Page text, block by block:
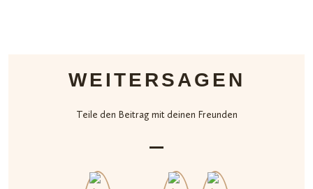
WEITERSAGEN
Teile den Beitrag mit deinen Freunden